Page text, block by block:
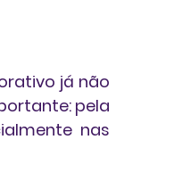
já não
pela
nas